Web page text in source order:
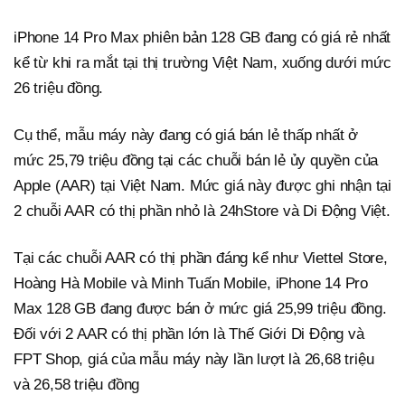
iPhone 14 Pro Max phiên bản 128 GB đang có giá rẻ nhất
kể từ khi ra mắt tại thị trường Việt Nam, xuống dưới mức
26 triệu đồng.
Cụ thể, mẫu máy này đang có giá bán lẻ thấp nhất ở
mức 25,79 triệu đồng tại các chuỗi bán lẻ ủy quyền của
Apple (AAR) tại Việt Nam. Mức giá này được ghi nhận tại
2 chuỗi AAR có thị phần nhỏ là 24hStore và Di Động Việt.
Tại các chuỗi AAR có thị phần đáng kể như Viettel Store,
Hoàng Hà Mobile và Minh Tuấn Mobile, iPhone 14 Pro
Max 128 GB đang được bán ở mức giá 25,99 triệu đồng.
Đối với 2 AAR có thị phần lớn là Thế Giới Di Động và
FPT Shop, giá của mẫu máy này lần lượt là 26,68 triệu
và 26,58 triệu đồng